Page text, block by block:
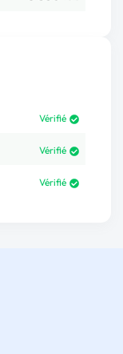
Vérifié
Vérifié
Vérifié